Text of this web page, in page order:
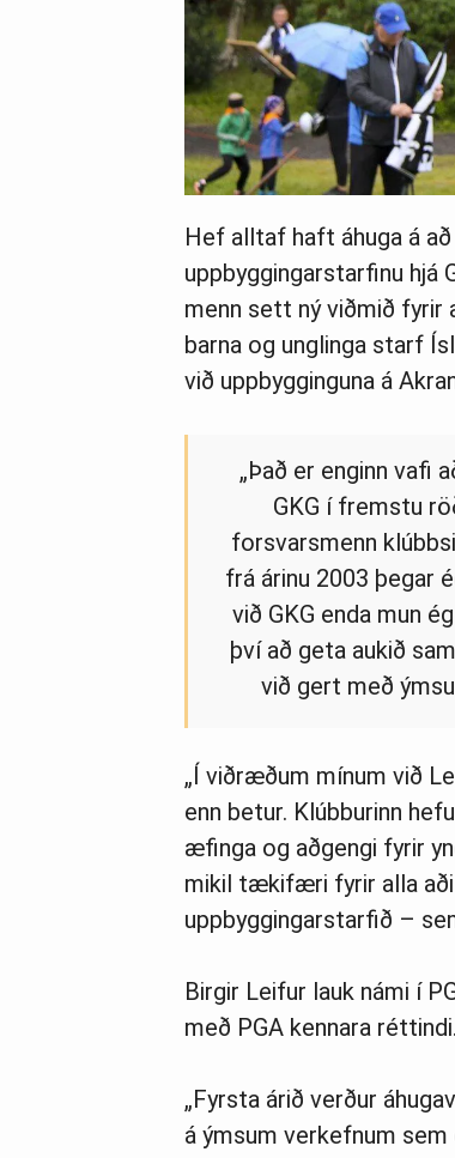
Hef alltaf haft áhuga á
uppbyggingarstarfinu hjá
menn sett ný viðmið fyrir
barna og unglinga starf
við uppbygginguna á
„Það er enginn vafi
GKG í fremstu
forsvarsmenn
frá árinu 2003 þegar
við GKG enda mun
því að geta aukið
við gert með
„Í viðræðum mínum við
enn betur. Klúbburinn
æfinga og aðgengi fyrir
mikil tækifæri fyrir alla
uppbyggingarstarfið –
Birgir Leifur lauk námi í
með PGA kennara réttindi.
„Fyrsta árið verður
á ýmsum verkefnum